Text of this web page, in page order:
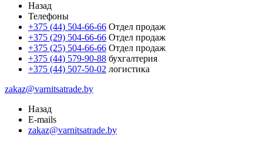
Назад
Телефоны
+375 (44) 504-66-66 Отдел продаж
+375 (29) 504-66-66 Отдел продаж
+375 (25) 504-66-66 Отдел продаж
+375 (44) 579-90-88 бухгалтерия
+375 (44) 507-50-02 логистика
zakaz@varnitsatrade.by
Назад
E-mails
zakaz@varnitsatrade.by